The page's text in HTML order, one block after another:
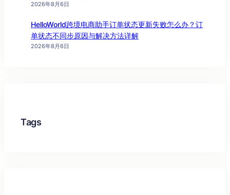
2026年8月6日
HelloWorld跨境电商助手订单状态更新失败怎么办？订
单状态不同步原因与解决方法详解
2026年8月6日
Tags